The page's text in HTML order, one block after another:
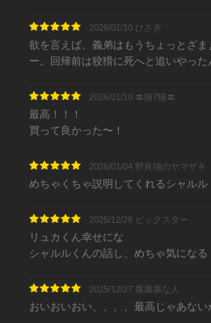
2026/01/10 ひさぎ
欲を言えば、義弟はもうちょっとざ
ー。回帰前は狡猾に死へと追いやった
2026/01/10 〓猫7猫〓
最高！！！
買って良かった〜！
2026/01/04 野良猫のヤマザキ
めちゃくちゃ説明してくれるシャルル
2025/12/28 ビックスター
リュカくん幸せにな
シャルルくんの話し、めちゃ気になる
2025/12/27 腐腐腐な人
おいおいおい、、、、最高じゃあない